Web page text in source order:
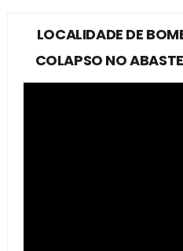
LOCALIDADE DE
COLAPSO NO